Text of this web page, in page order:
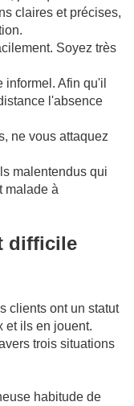
claires et précises,
Soyez très
Afin qu'il
l'absence
ne vous attaquez
malentendus qui
malade à
difficile
clients ont un statut
et ils en jouent.
trois situations
habitude de